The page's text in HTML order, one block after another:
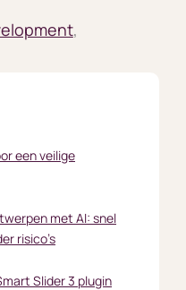
,
een veilige
met AI: snel
risico’s
Slider 3 plugin